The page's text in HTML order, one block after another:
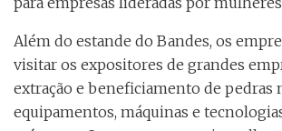
Além do estande do Bandes, os
visitar os expositores de grandes
extração e beneficiamento de pedras
equipamentos, máquinas e